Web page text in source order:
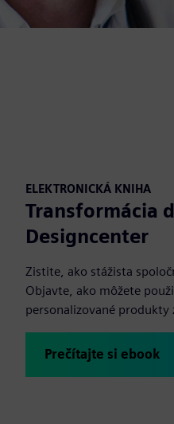
ELEKTRONICKÁ KNIHA
Transformácia
Designcenter
Zistite, ako stážista
Objavte, ako môžete
personalizované
Prečítajte si ebook